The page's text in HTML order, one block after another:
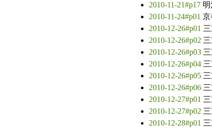
2010-11-21#p17
2010-11-24#p01 京
2010-12-26#p01
2010-12-26#p02
2010-12-26#p03
2010-12-26#p04
2010-12-26#p05
2010-12-26#p06
2010-12-27#p01
2010-12-27#p02
2010-12-28#p01